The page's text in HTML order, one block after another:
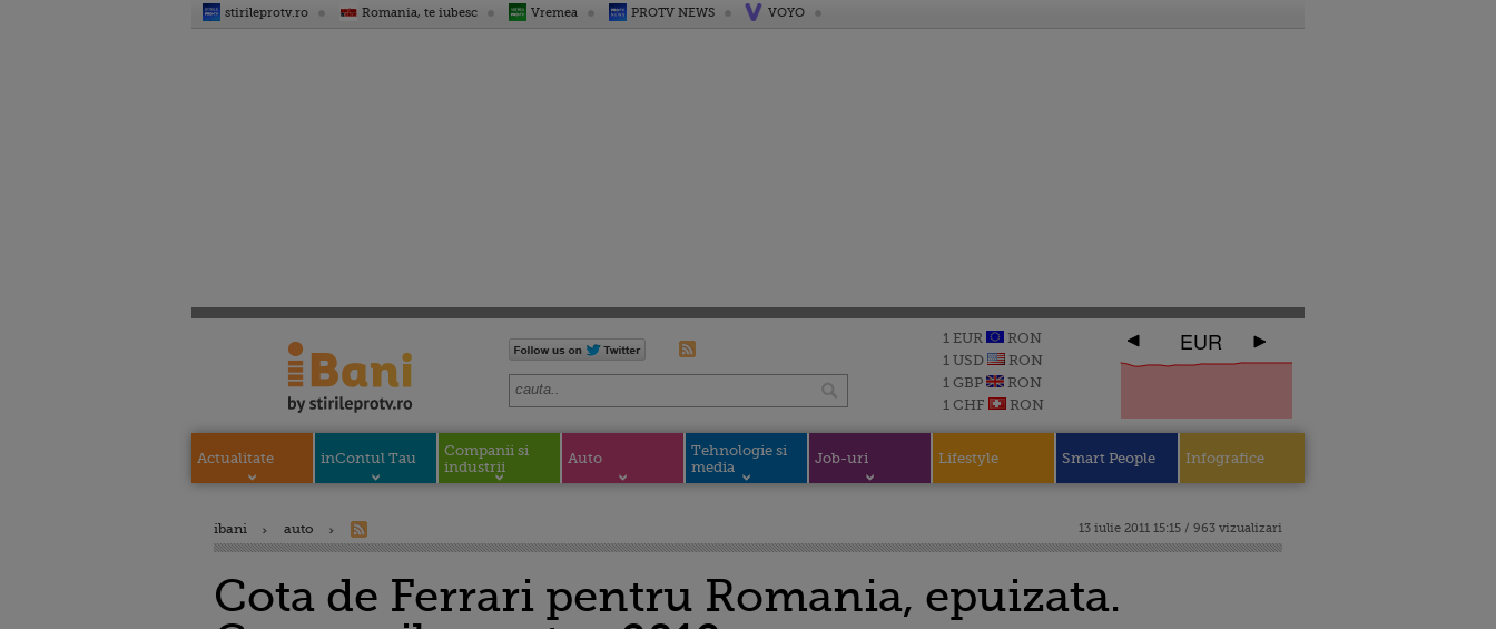
stirileprotv.ro Romania, te iubesc Vremea PROTV NEWS VOYO
1 EUR
RON
1 USD
RON
1 GBP
RON
1 CHF
RON
EUR
Actualitate inContul Tau
Companii si
industrii
Auto
Tehnologie si
media
Job-uri Lifestyle Smart People Infografice
ibani auto 13 iulie 2011 15:15 / 963 vizualizari
Cota de Ferrari pentru Romania, epuizata.